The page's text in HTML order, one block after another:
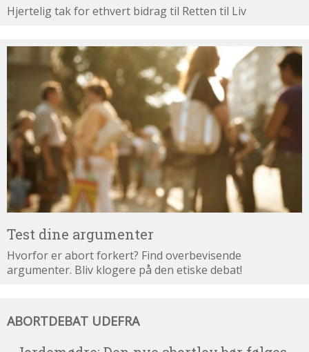
Hjertelig tak for ethvert bidrag til Retten til Liv
Test
dine
argumenter
Test dine argumenter
Hvorfor er abort forkert? Find overbevisende
argumenter. Bliv klogere på den etiske debat!
udefra
ABORTDEBAT UDEFRA